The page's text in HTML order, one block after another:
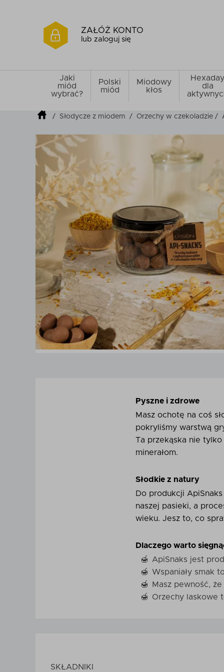
ZAŁÓŻ KONTO
lub zaloguj się
Jaki
miód
wybrać?
Polski
miód
Miodowy
kłos
Hexaday
dla
/ Słodycze z miodem /Orzechy w czekoladzie /
Pyszne i zdrowe
Masz ochotę na coś
pokryliśmy warstwą
Ta przekąska nie
minerałom.
Słodkie z natury
Do produkcji
naszej pasieki, a
wieku. Jesz to, co
Dlaczego warto
ApiSnaks jest
Wspaniały smak
Masz pewność,
Orzechy laskowe
SKŁADNIKI